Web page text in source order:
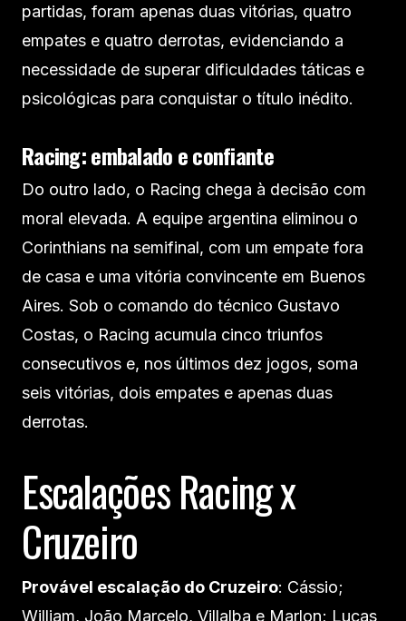
partidas, foram apenas duas vitórias, quatro
empates e quatro derrotas, evidenciando a
necessidade de superar dificuldades táticas e
psicológicas para conquistar o título inédito.
Racing: embalado e confiante
Do outro lado, o Racing chega à decisão com
moral elevada. A equipe argentina eliminou o
Corinthians na semifinal, com um empate fora
de casa e uma vitória convincente em Buenos
Aires. Sob o comando do técnico Gustavo
Costas, o Racing acumula cinco triunfos
consecutivos e, nos últimos dez jogos, soma
seis vitórias, dois empates e apenas duas
derrotas.
Escalações Racing x
Cruzeiro
Provável escalação do Cruzeiro: Cássio;
William, João Marcelo, Villalba e Marlon; Lucas